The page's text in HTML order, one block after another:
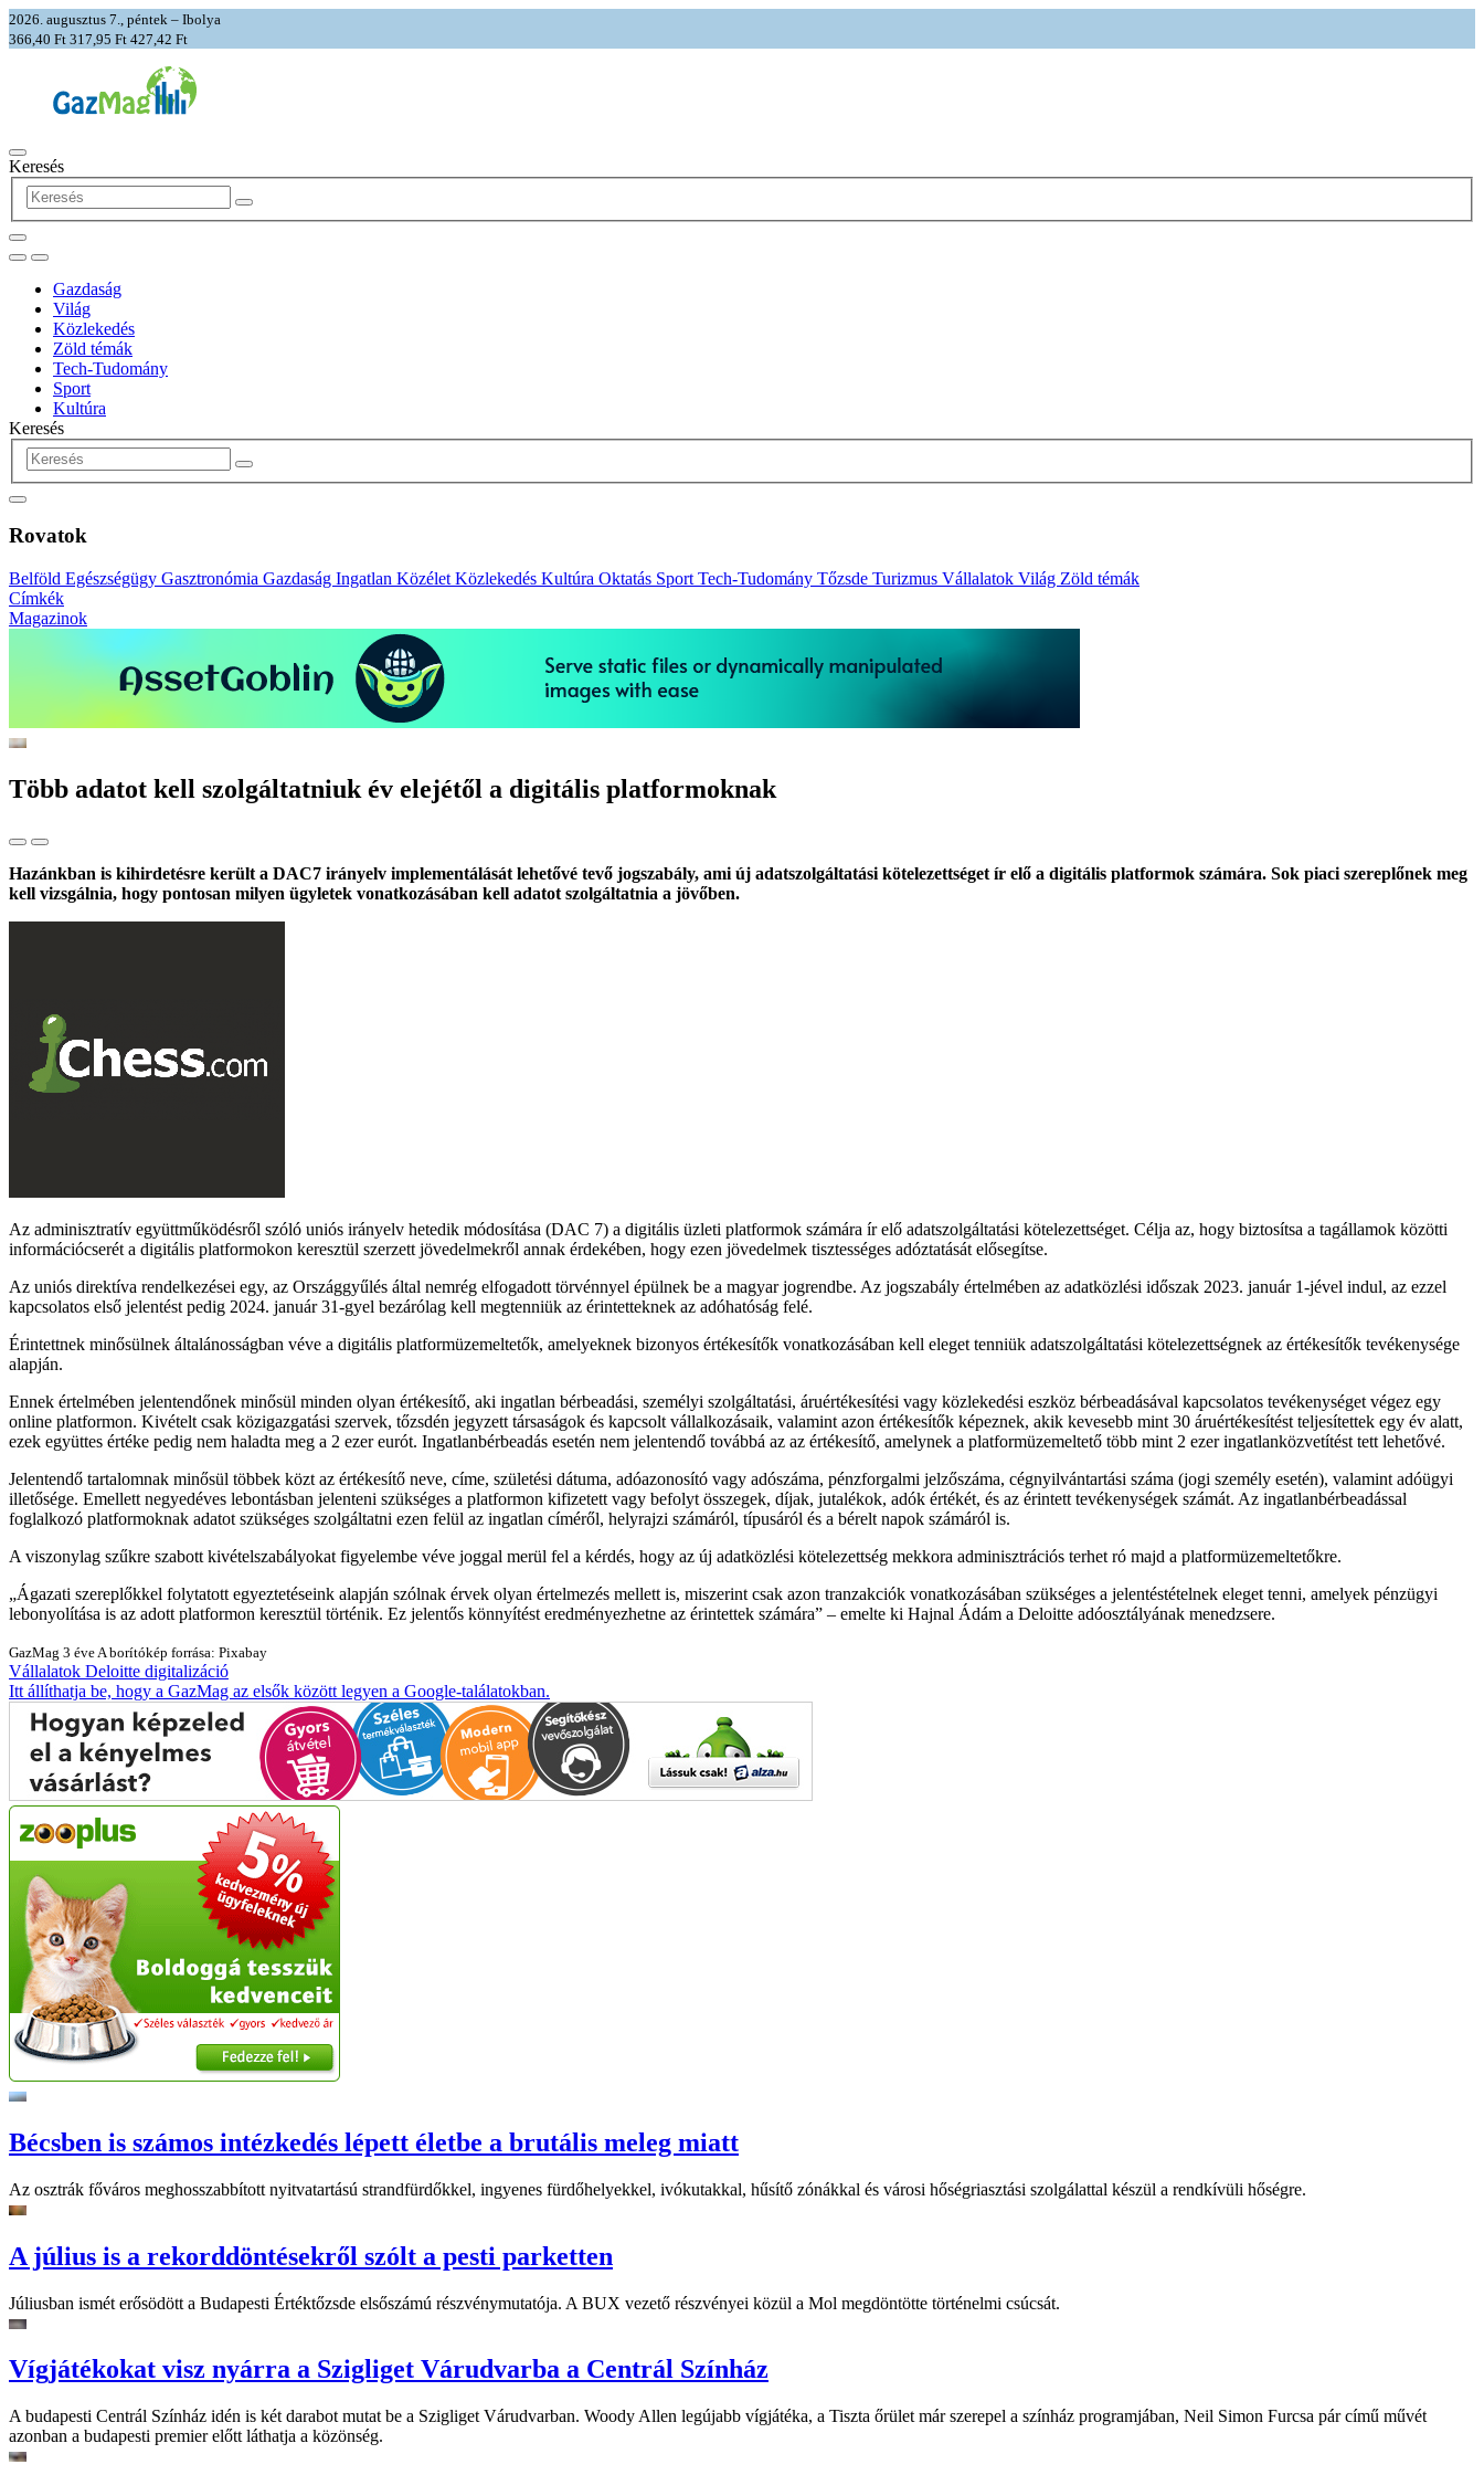
2026. augusztus 7., péntek – Ibolya
366,40 Ft 317,95 Ft 427,42 Ft
Keresés
Gazdaság
Világ
Közlekedés
Zöld témák
Tech-Tudomány
Sport
Kultúra
Keresés
Rovatok
Belföld Egészségügy Gasztronómia Gazdaság Ingatlan Közélet Közlekedés Kultúra Oktatás Sport Tech-Tudomány Tőzsde Turizmus Vállalatok Világ Zöld témák
Címkék
Magazinok
Több adatot kell szolgáltatniuk év elejétől a digitális platformoknak
Hazánkban is kihirdetésre került a DAC7 irányelv implementálását lehetővé tevő jogszabály, ami új adatszolgáltatási kötelezettséget ír elő a digitális platformok számára. Sok piaci szereplőnek meg
kell vizsgálnia, hogy pontosan milyen ügyletek vonatkozásában kell adatot szolgáltatnia a jövőben.
Az adminisztratív együttműködésről szóló uniós irányelv hetedik módosítása (DAC 7) a digitális üzleti platformok számára ír elő adatszolgáltatási kötelezettséget. Célja az, hogy biztosítsa a tagállamok közötti
információcserét a digitális platformokon keresztül szerzett jövedelmekről annak érdekében, hogy ezen jövedelmek tisztességes adóztatását elősegítse.
Az uniós direktíva rendelkezései egy, az Országgyűlés által nemrég elfogadott törvénnyel épülnek be a magyar jogrendbe. Az jogszabály értelmében az adatközlési időszak 2023. január 1-jével indul, az ezzel
kapcsolatos első jelentést pedig 2024. január 31-gyel bezárólag kell megtenniük az érintetteknek az adóhatóság felé.
Érintettnek minősülnek általánosságban véve a digitális platformüzemeltetők, amelyeknek bizonyos értékesítők vonatkozásában kell eleget tenniük adatszolgáltatási kötelezettségnek az értékesítők tevékenysége
alapján.
Ennek értelmében jelentendőnek minősül minden olyan értékesítő, aki ingatlan bérbeadási, személyi szolgáltatási, áruértékesítési vagy közlekedési eszköz bérbeadásával kapcsolatos tevékenységet végez egy
online platformon. Kivételt csak közigazgatási szervek, tőzsdén jegyzett társaságok és kapcsolt vállalkozásaik, valamint azon értékesítők képeznek, akik kevesebb mint 30 áruértékesítést teljesítettek egy év alatt,
ezek együttes értéke pedig nem haladta meg a 2 ezer eurót. Ingatlanbérbeadás esetén nem jelentendő továbbá az az értékesítő, amelynek a platformüzemeltető több mint 2 ezer ingatlanközvetítést tett lehetővé.
Jelentendő tartalomnak minősül többek közt az értékesítő neve, címe, születési dátuma, adóazonosító vagy adószáma, pénzforgalmi jelzőszáma, cégnyilvántartási száma (jogi személy esetén), valamint adóügyi
illetősége. Emellett negyedéves lebontásban jelenteni szükséges a platformon kifizetett vagy befolyt összegek, díjak, jutalékok, adók értékét, és az érintett tevékenységek számát. Az ingatlanbérbeadással
foglalkozó platformoknak adatot szükséges szolgáltatni ezen felül az ingatlan címéről, helyrajzi számáról, típusáról és a bérelt napok számáról is.
A viszonylag szűkre szabott kivételszabályokat figyelembe véve joggal merül fel a kérdés, hogy az új adatközlési kötelezettség mekkora adminisztrációs terhet ró majd a platformüzemeltetőkre.
Ágazati szereplőkkel folytatott egyeztetéseink alapján szólnak érvek olyan értelmezés mellett is, miszerint csak azon tranzakciók vonatkozásában szükséges a jelentéstételnek eleget tenni, amelyek pénzügyi
lebonyolítása is az adott platformon keresztül történik. Ez jelentős könnyítést eredményezhetne az érintettek számára
– emelte ki Hajnal Ádám a Deloitte adóosztályának menedzsere.
GazMag 3 éve A borítókép forrása: Pixabay
Vállalatok Deloitte digitalizáció
Itt állíthatja be, hogy a GazMag az elsők között legyen a Google-találatokban.
Bécsben is számos intézkedés lépett életbe a brutális meleg miatt
Az osztrák főváros meghosszabbított nyitvatartású strandfürdőkkel, ingyenes fürdőhelyekkel, ivókutakkal, hűsítő zónákkal és városi hőségriasztási szolgálattal készül a rendkívüli hőségre.
A július is a rekorddöntésekről szólt a pesti parketten
Júliusban ismét erősödött a Budapesti Értéktőzsde elsőszámú részvénymutatója. A BUX vezető részvényei közül a Mol megdöntötte történelmi csúcsát.
Vígjátékokat visz nyárra a Szigliget Várudvarba a Centrál Színház
A budapesti Centrál Színház idén is két darabot mutat be a Szigliget Várudvarban. Woody Allen legújabb vígjátéka, a Tiszta őrület már szerepel a színház programjában, Neil Simon Furcsa pár című művét
azonban a budapesti premier előtt láthatja a közönség.